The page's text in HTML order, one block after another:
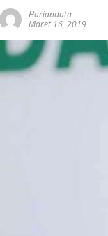
Harianduta
Maret 16, 2019